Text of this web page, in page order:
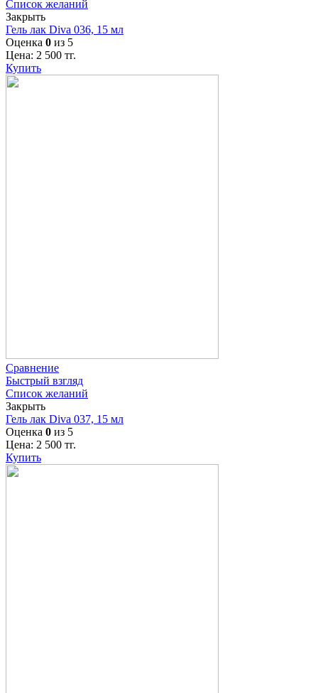
Список желаний
Закрыть
Гель лак Diva 036, 15 мл
Оценка 0 из 5
Цена: 2 500 тг.
Купить
Сравнение
Быстрый взгляд
Список желаний
Закрыть
Гель лак Diva 037, 15 мл
Оценка 0 из 5
Цена: 2 500 тг.
Купить